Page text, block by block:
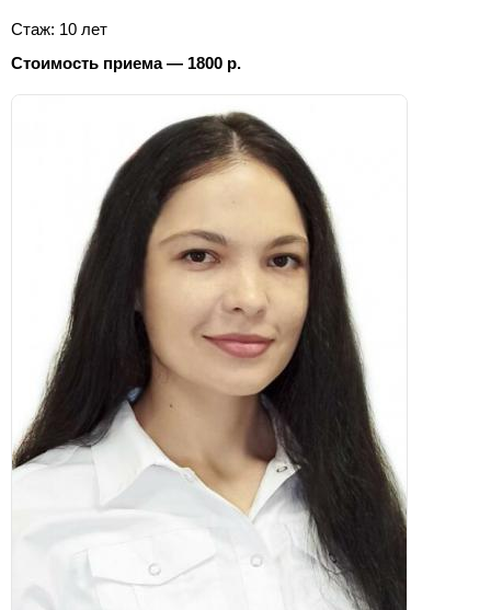
Стаж: 10 лет
Стоимость приема — 1800 р.